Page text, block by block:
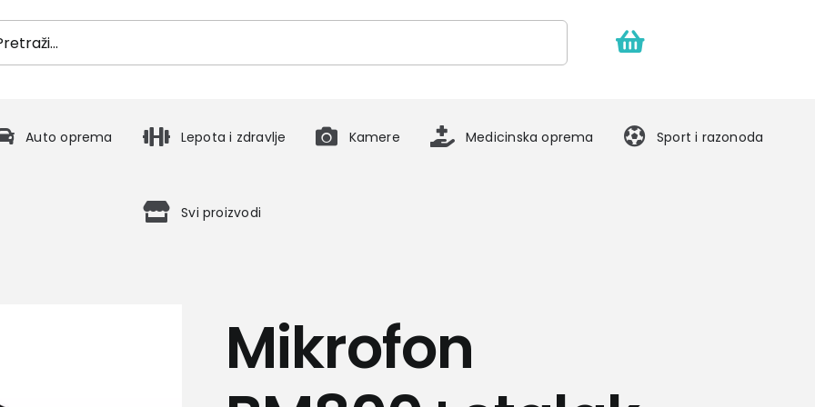
Auto oprema Lepota i zdravlje Kamere Medicinska oprema Sport i razonoda
Svi proizvodi
Mikrofon